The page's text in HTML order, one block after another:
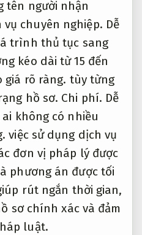
tên người nhận
vụ chuyên nghiệp. Dễ
trình thủ tục sang
kéo dài từ 15 đến
giá rõ ràng. tùy từng
hồ sơ. Chi phí. Dễ
không có nhiều
việc sử dụng dịch vụ
đơn vị pháp lý được
phương án được tối
rút ngắn thời gian,
sơ chính xác và đảm
luật.